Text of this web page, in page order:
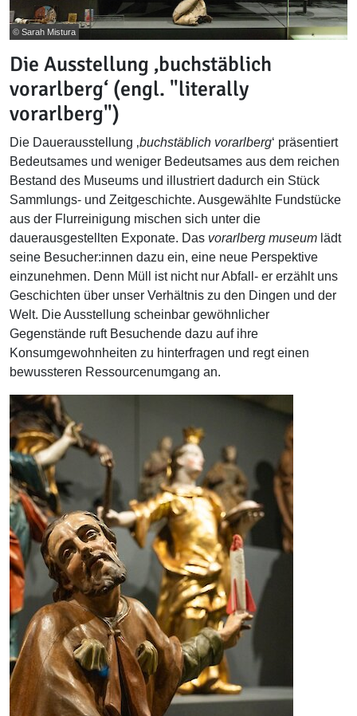
© Sarah Mistura
Die Ausstellung ‚buchstäblich
vorarlberg‘ (engl. "literally
vorarlberg")
Die Dauerausstellung ‚buchstäblich vorarlberg‘ präsentiert
Bedeutsames und weniger Bedeutsames aus dem reichen
Bestand des Museums und illustriert dadurch ein Stück
Sammlungs- und Zeitgeschichte. Ausgewählte Fundstücke
aus der Flurreinigung mischen sich unter die
dauerausgestellten Exponate. Das vorarlberg museum lädt
seine Besucher:innen dazu ein, eine neue Perspektive
einzunehmen. Denn Müll ist nicht nur Abfall- er erzählt uns
Geschichten über unser Verhältnis zu den Dingen und der
Welt. Die Ausstellung scheinbar gewöhnlicher
Gegenstände ruft Besuchende dazu auf ihre
Konsumgewohnheiten zu hinterfragen und regt einen
bewussteren Ressourcenumgang an.